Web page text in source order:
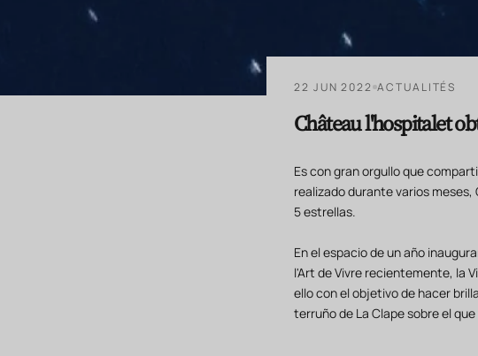
22 JUN 2022 ACTUALITÉS
Château l'hospitalet
Es con gran orgullo que
realizado durante varios meses,
5 estrellas.
En el espacio de un año
l'Art de Vivre recientemente, la
ello con el objetivo de hacer
terruño de La Clape sobre el